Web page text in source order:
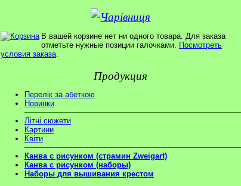
В вашей корзине нет ни одного товара. Для заказа
отметьте нужные позиции галочками. Посмотреть
условия заказа.
Продукция
Перелік за абеткою
Новинки
Літні сюжети
Картини
Квіти
Канва с рисунком (страмин Zweigart)
Канва с рисунком (наборы)
Наборы для вышивания крестом